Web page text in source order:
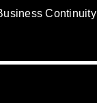
Continuity